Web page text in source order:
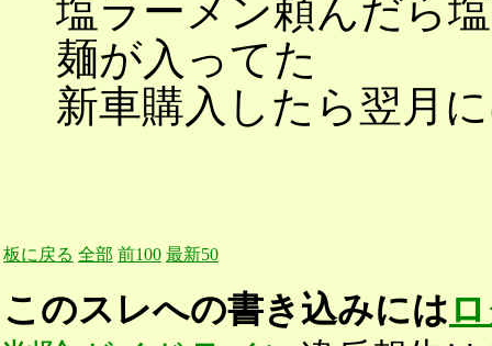
塩ラーメン頼んだら
麺が入ってた
新車購入したら翌月
板に戻る 全部 前100 最新50
このスレへの書き込みには